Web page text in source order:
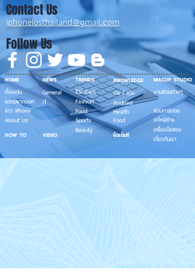
iphoneiosthailand@gmail.com
Contact Us
Follow Us
TRENDS
EV Cars
Fashion
Food
Sports
Beauty
KNOWLEDGE
Os / iOs
Android
Health
Food
MACUP STUDIO
งานซ่อมต่างๆ
ซ่อมการ์ดจอ
อะไหล่ช่าง
เครื่องมือสอง
เกี่ยวกับเรา
NEWS
General
iT
HOME
เรื่องเด่น
แอดอยากบอก
About Us
ข่าว iPhone
จัดเต็ม!!
HOW TO VIDEO